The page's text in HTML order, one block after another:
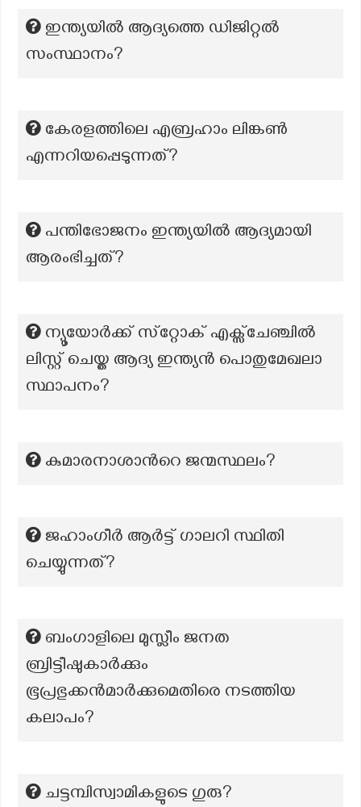
ഇന്ത്യയിൽ ആദ്യത്തെ ഡിജിറ്റൽ
സംസ്ഥാനം?
കേരളത്തിലെ എബ്രഹാം ലിങ്കൺ
എന്നറിയപ്പെടുന്നത്?
പന്തിഭോജനം ഇന്ത്യയില്‍ ആദ്യമായി
ആരംഭിച്ചത്?
ന്യൂയോർക്ക് സ്‌റ്റോക് എക്സ്ചേഞ്ചിൽ
ലിസ്റ്റ് ചെയ്ത ആദ്യ ഇന്ത്യൻ പൊതുമേഖലാ
സ്ഥാപനം?
കുമാരനാശാന്‍റെ ജന്മസ്ഥലം?
ജഹാംഗീർ ആർട്ട് ഗാലറി സ്ഥിതി
ചെയ്യുന്നത്?
ബംഗാളിലെ മുസ്ലീം ജനത
ബ്രിട്ടീഷുകാർക്കും
ഭൂപ്രഭുക്കൻമാർക്കുമെതിരെ നടത്തിയ
കലാപം?
ചട്ടമ്പിസ്വാമികളുടെ ഗുരു?